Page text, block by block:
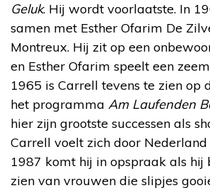
Geluk. Hij wordt voorlaatste. In
samen met Esther Ofarim De
Montreux. Hij zit op een
en Esther Ofarim speelt een
1965 is Carrell tevens te zien op
het programma Am Laufenden
hier zijn grootste successen als
Carrell voelt zich door Nederland
1987 komt hij in opspraak als hij
zien van vrouwen die slipjes